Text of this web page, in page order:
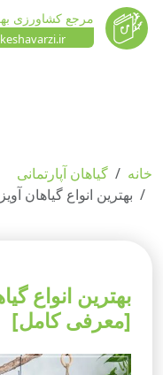
مرجع کشاورزی
keshavarzi.ir
خانه
گیاهان آپارتمانی
بهترین انواع گیاهان
بهترین انواع
[معرفی کامل]